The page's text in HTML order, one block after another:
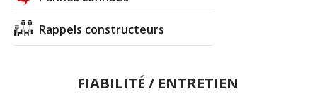
Rappels constructeurs
FIABILITÉ / ENTRETIEN